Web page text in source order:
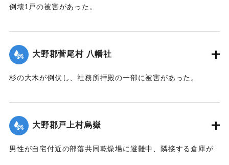
倒壊1戸の被害があった。
｜固有コード:00474070
大野郡菅尾村 八幡社
杉の大木が倒伏し、社務所拝殿の一部に被害があった。
｜固有コード:00474071
大野郡戸上村烏嶽
男性が自宅付近の部落共同乾燥場に避難中、隣接する倉庫が